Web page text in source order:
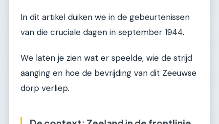
In dit artikel duiken we in de gebeurtenissen
van die cruciale dagen in september 1944.
We laten je zien wat er speelde, wie de strijd
aanging en hoe de bevrijding van dit Zeeuwse
dorp verliep.